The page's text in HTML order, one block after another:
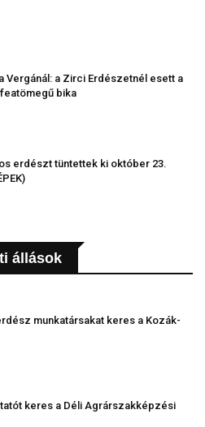
Vergánál: a Zirci Erdészetnél esett a
bika
erdészt tüntettek ki október 23.
állások
munkatársakat keres a Kozák-
keres a Déli Agrárszakképzési